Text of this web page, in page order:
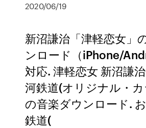
2020/06/19
新沼謙治「津軽恋女」
ンロード（iPhone/
対応. 津軽恋女 新沼謙
河鉄道(オリジナル・カ
の音楽ダウンロード.
鉄道(